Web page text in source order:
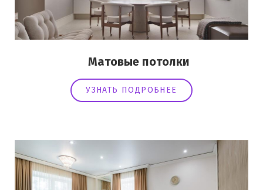
Матовые потолки
УЗНАТЬ ПОДРОБНЕЕ